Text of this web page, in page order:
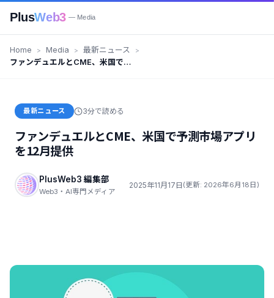
PlusWeb3 — Media
Home Media
最新ニュース
ファンデュエルとCME、米国で予
最新ニュース 3分で読める
ファンデュエルとCME、米国で予測市場アプリ
を12月提供
PlusWeb3 編集部
Web3・AI専門メディア
2025年11月17日(更新: 2026年6月18日)